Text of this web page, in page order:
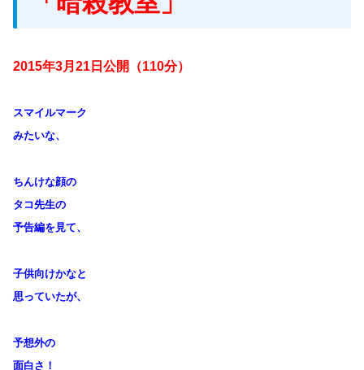
2015年3月21日公開（110分）
スマイルマーク
みたいな、
ちんけな顔の
タコ先生の
予告編を見て、
子供向けかなと
思っていたが、
予想外の
面白さ！